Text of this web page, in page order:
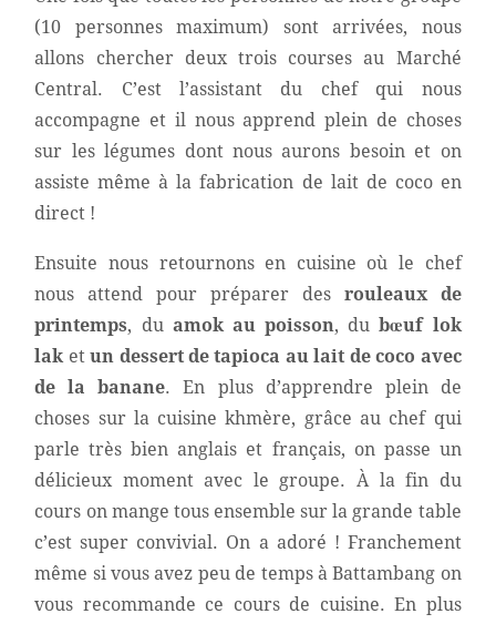
(10 personnes maximum) sont arrivées, nous
allons chercher deux trois courses au Marché
Central. C’est l’assistant du chef qui nous
accompagne et il nous apprend plein de choses
sur les légumes dont nous aurons besoin et on
assiste même à la fabrication de lait de coco en
direct !
Ensuite nous retournons en cuisine où le chef
nous attend pour préparer des rouleaux de
printemps, du amok au poisson, dubœuf lok
laketun dessert de tapioca au lait de coco avec
de la banane. En plus d’apprendre plein de
choses sur la cuisine khmère, grâce au chef qui
parle très bien anglais et français, on passe un
délicieux moment avec le groupe. À la fin du
cours on mange tous ensemble sur la grande table
c’est super convivial. On a adoré ! Franchement
même si vous avez peu de temps à Battambang on
vous recommande ce cours de cuisine. En plus